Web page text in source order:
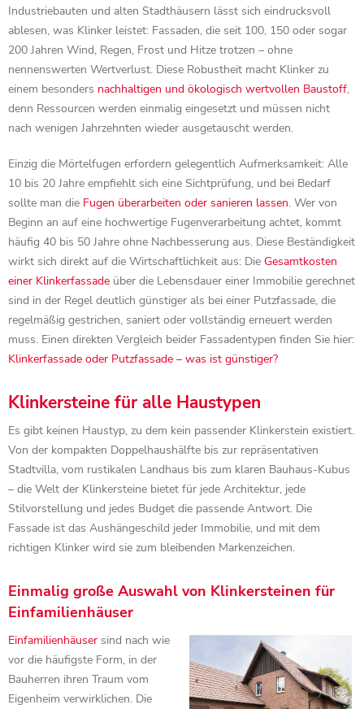
Industriebauten und alten Stadthäusern lässt sich eindrucksvoll
ablesen, was Klinker leistet: Fassaden, die seit 100, 150 oder sogar
200 Jahren Wind, Regen, Frost und Hitze trotzen – ohne
nennenswerten Wertverlust. Diese Robustheit macht Klinker zu
einem besonders nachhaltigen und ökologisch wertvollen Baustoff,
denn Ressourcen werden einmalig eingesetzt und müssen nicht
nach wenigen Jahrzehnten wieder ausgetauscht werden.
Einzig die Mörtelfugen erfordern gelegentlich Aufmerksamkeit: Alle
10 bis 20 Jahre empfiehlt sich eine Sichtprüfung, und bei Bedarf
sollte man die Fugen überarbeiten oder sanieren lassen. Wer von
Beginn an auf eine hochwertige Fugenverarbeitung achtet, kommt
häufig 40 bis 50 Jahre ohne Nachbesserung aus. Diese Beständigkeit
wirkt sich direkt auf die Wirtschaftlichkeit aus: Die Gesamtkosten
einer Klinkerfassade über die Lebensdauer einer Immobilie gerechnet
sind in der Regel deutlich günstiger als bei einer Putzfassade, die
regelmäßig gestrichen, saniert oder vollständig erneuert werden
muss. Einen direkten Vergleich beider Fassadentypen finden Sie hier:
Klinkerfassade oder Putzfassade – was ist günstiger?
Klinkersteine für alle Haustypen
Es gibt keinen Haustyp, zu dem kein passender Klinkerstein existiert.
Von der kompakten Doppelhaushälfte bis zur repräsentativen
Stadtvilla, vom rustikalen Landhaus bis zum klaren Bauhaus-Kubus
– die Welt der Klinkersteine bietet für jede Architektur, jede
Stilvorstellung und jedes Budget die passende Antwort. Die
Fassade ist das Aushängeschild jeder Immobilie, und mit dem
richtigen Klinker wird sie zum bleibenden Markenzeichen.
Einmalig große Auswahl von Klinkersteinen für
Einfamilienhäuser
Einfamilienhäuser sind nach wie
vor die häufigste Form, in der
Bauherren ihren Traum vom
Eigenheim verwirklichen. Die